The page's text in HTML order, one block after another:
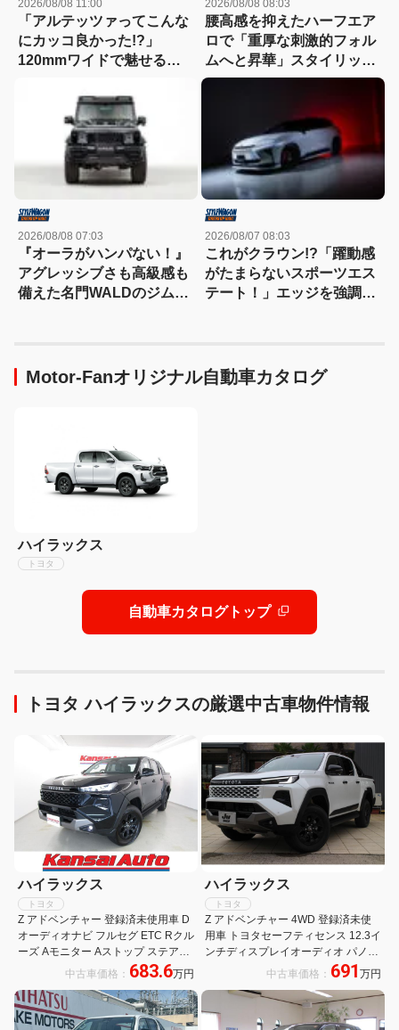
2026/08/08 11:00
「アルテッツァってこんな
にカッコ良かった!?」
120mmワイドで魅せる新
2026/08/08 08:03
腰高感を抑えたハーフエア
ロで「重厚な刺激的フォル
ムへと昇華」スタイリッシ
ュなエステートを構築
2026/08/08 07:03
『オーラがハンパない！』
アグレッシブさも高級感も
備えた名門WALDのジムニ
2026/08/07 08:03
これがクラウン!?「躍動感
がたまらないスポーツエス
テート！」エッジを強調し
Motor-Fanオリジナル自動車カタログ
ハイラックス
トヨタ
自動車カタログトップ
トヨタ ハイラックスの厳選中古車物件情報
ハイラックス
トヨタ
Z アドベンチャー 登録済未使用車 D
オーディオナビ フルセグ ETC Rクル
ーズ Aモニター Aストップ ステアス
イッチ ベットライナー オートライト
ート ステアヒーター
中古車価格： 683.6万円
ハイラックス
トヨタ
Z アドベンチャー 4WD 登録済未使
用車 トヨタセーフティセンス 12.3イ
ンチディスプレイオーディオ パノラ
ミックビューモニター ステアリング
電 LEDヘッドライト リヤデフロック
中古車価格： 691 万円